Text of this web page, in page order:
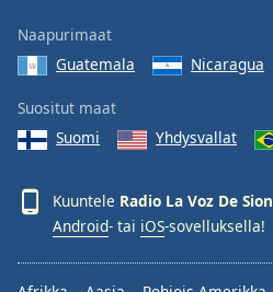
Naapurimaat
Guatemala
Nicaragua
Suositut maat
Suomi
Yhdysvallat
Kuuntele Radio La Voz De Sion
Android- tai iOS-sovelluksella!